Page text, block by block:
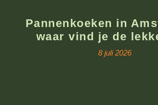
Pannenkoeken in
waar vind je de
8 juli 2026